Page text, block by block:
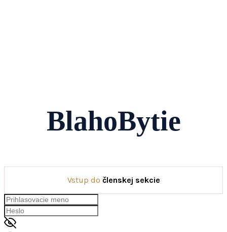
BlahoBytie
Vstup do členskej sekcie